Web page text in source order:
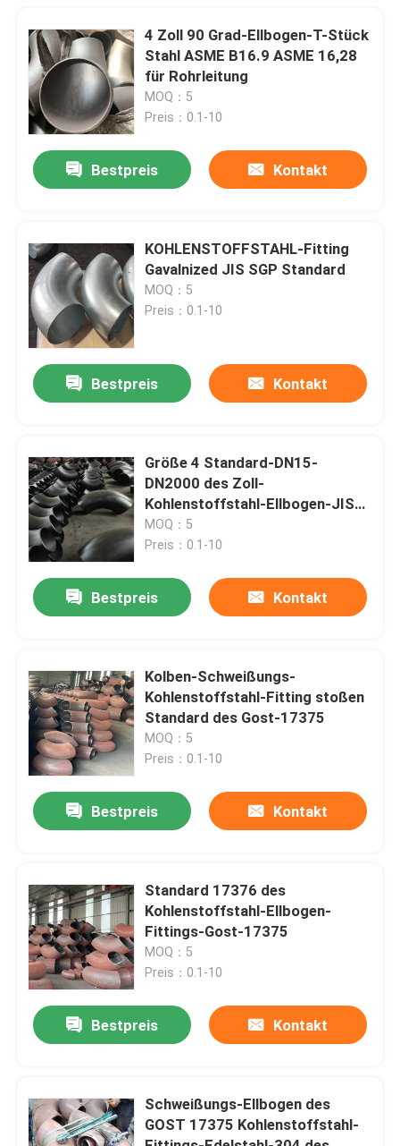
Produkte
Über uns
Fabrik Tour
Kontakt
Referenzen
Stahlrohr-Flansch
ANSI-Rohr-Flansch
4 Zoll 90 Grad-Ellbogen-T-Stück
Stahl ASME B16.9 ASME 16,28
für Rohrleitung
MOQ：5
Preis：0.1-10
Bestpreis Kontakt
KOHLENSTOFFSTAHL-Fitting
Gavalnized JIS SGP Standard
MOQ：5
Preis：0.1-10
Bestpreis Kontakt
Größe 4 Standard-DN15-
DN2000 des Zoll-
Kohlenstoffstahl-Ellbogen-JIS
SGP
MOQ：5
Preis：0.1-10
Bestpreis Kontakt
Kolben-Schweißungs-
Kohlenstoffstahl-Fitting stoßen
Standard des Gost-17375
MOQ：5
Preis：0.1-10
Bestpreis Kontakt
Standard 17376 des
Kohlenstoffstahl-Ellbogen-
Fittings-Gost-17375
MOQ：5
Preis：0.1-10
Bestpreis Kontakt
Schweißungs-Ellbogen des
GOST 17375 Kohlenstoffstahl-